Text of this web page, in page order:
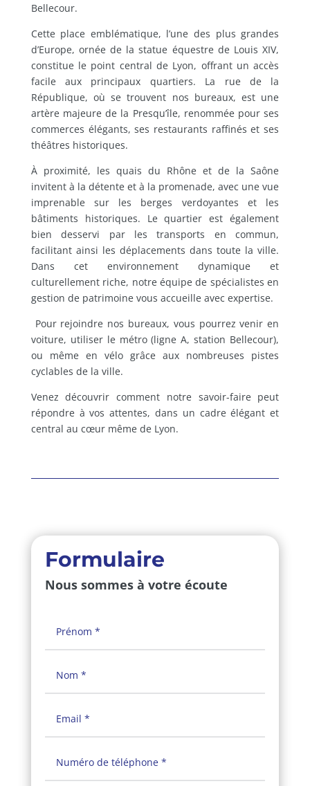
Bellecour.
Cette place emblématique, l’une des plus grandes
d’Europe, ornée de la statue équestre de Louis XIV,
constitue le point central de Lyon, offrant un accès
facile aux principaux quartiers. La rue de la
République, où se trouvent nos bureaux, est une
artère majeure de la Presqu’île, renommée pour ses
commerces élégants, ses restaurants raffinés et ses
théâtres historiques.
À proximité, les quais du Rhône et de la Saône
invitent à la détente et à la promenade, avec une vue
imprenable sur les berges verdoyantes et les
bâtiments historiques. Le quartier est également
bien desservi par les transports en commun,
facilitant ainsi les déplacements dans toute la ville.
Dans cet environnement dynamique et
culturellement riche, notre équipe de spécialistes en
gestion de patrimoine vous accueille avec expertise.
Pour rejoindre nos bureaux, vous pourrez venir en
voiture, utiliser le métro (ligne A, station Bellecour),
ou même en vélo grâce aux nombreuses pistes
cyclables de la ville.
Venez découvrir comment notre savoir-faire peut
répondre à vos attentes, dans un cadre élégant et
central au cœur même de Lyon.
Formulaire
Nous sommes à votre écoute